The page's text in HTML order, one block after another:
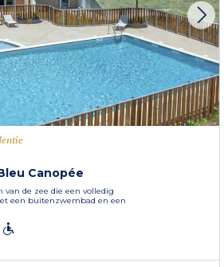
Canopée
van de zee die een volledig
een buitenzwembad en een